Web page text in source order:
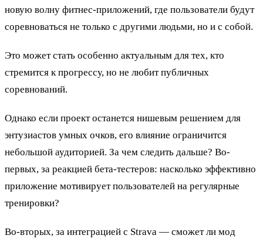
новую волну фитнес-приложений, где пользователи будут
соревноваться не только с другими людьми, но и с собой.
Это может стать особенно актуальным для тех, кто
стремится к прогрессу, но не любит публичных
соревнований.
Однако если проект останется нишевым решением для
энтузиастов умных очков, его влияние ограничится
небольшой аудиторией. За чем следить дальше? Во-
первых, за реакцией бета-тестеров: насколько эффективно
приложение мотивирует пользователей на регулярные
тренировки?
Во-вторых, за интеграцией с Strava — сможет ли мод